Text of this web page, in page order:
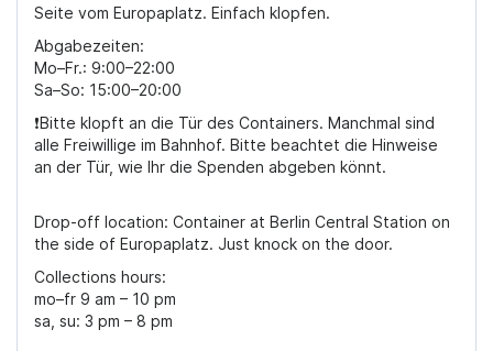
Seite vom Europaplatz. Einfach klopfen.
Abgabezeiten:
Mo–Fr.: 9:00–22:00
Sa–So: 15:00–20:00
❗️Bitte klopft an die Tür des Containers. Manchmal sind
alle Freiwillige im Bahnhof. Bitte beachtet die Hinweise
an der Tür, wie Ihr die Spenden abgeben könnt.
Drop-off location: Container at Berlin Central Station on
the side of Europaplatz. Just knock on the door.
Collections hours:
mo–fr 9 am – 10 pm
sa, su: 3 pm – 8 pm